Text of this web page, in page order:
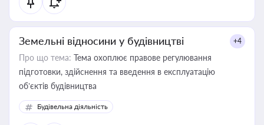
Земельні відносини у будівництві +4
Про що тема: Тема охоплює правове регулювання
підготовки, здійснення та введення в експлуатацію
об’єктів будівництва
Будівельна діяльність